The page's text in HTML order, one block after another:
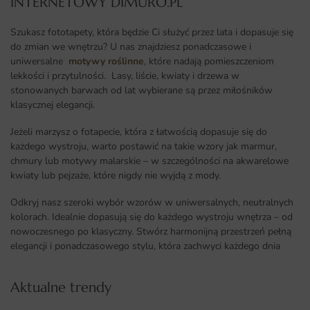
Szukasz fototapety, która będzie Ci służyć przez lata i dopasuje się
do zmian we wnętrzu? U nas znajdziesz ponadczasowe i
uniwersalne motywy roślinne, które nadają pomieszczeniom
lekkości i przytulności. Lasy, liście, kwiaty i drzewa w
stonowanych barwach od lat wybierane są przez miłośników
klasycznej elegancji.
Jeżeli marzysz o fotapecie, która z łatwością dopasuje się do
każdego wystroju, warto postawić na takie wzory jak marmur,
chmury lub motywy malarskie – w szczególności na akwarelowe
kwiaty lub pejzaże, które nigdy nie wyjdą z mody.
Odkryj nasz szeroki wybór wzorów w uniwersalnych, neutralnych
kolorach. Idealnie dopasują się do każdego wystroju wnętrza – od
nowoczesnego po klasyczny. Stwórz harmonijną przestrzeń pełną
elegancji i ponadczasowego stylu, która zachwyci każdego dnia
Aktualne trendy​